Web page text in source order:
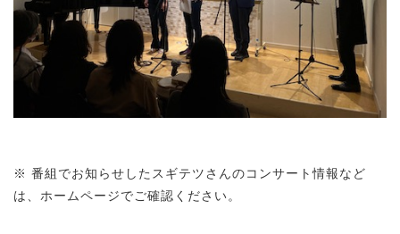
※ 番組でお知らせしたスギテツさんのコンサート情報など
は、ホームページでご確認ください。